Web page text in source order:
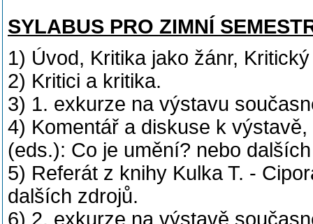
SYLABUS PRO ZIMNÍ
1) Úvod, Kritika jako žánr,
2) Kritici a kritika.
3) 1. exkurze na výstavu
4) Komentář a diskuse k
(eds.): Co je umění? nebo
5) Referát z knihy Kulka T. -
dalších zdrojů.
6) 2. exkurze na výstavě